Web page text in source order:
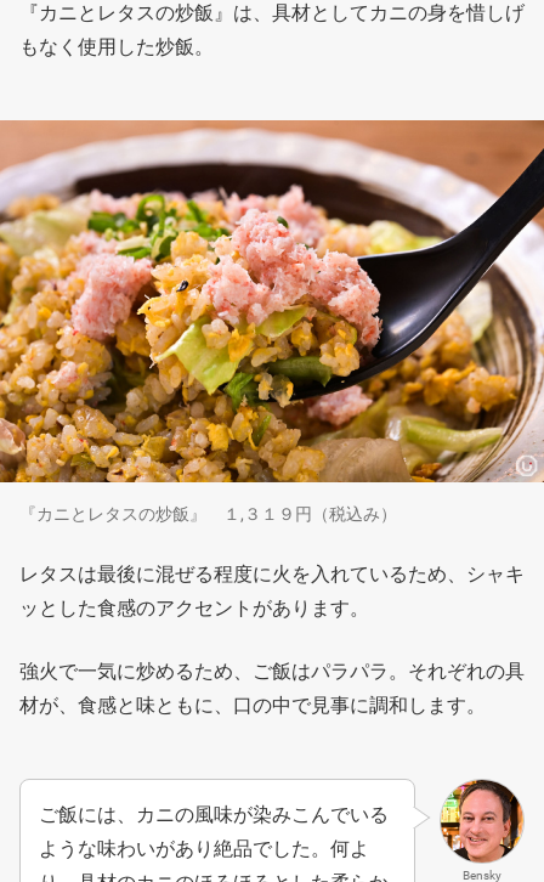
『カニとレタスの炒飯』は、具材としてカニの身を惜しげ
もなく使用した炒飯。
『カニとレタスの炒飯』 １,３１９円（税込み）
レタスは最後に混ぜる程度に火を入れているため、シャキ
ッとした食感のアクセントがあります。
強火で一気に炒めるため、ご飯はパラパラ。それぞれの具
材が、食感と味ともに、口の中で見事に調和します。
Bensky
ご飯には、カニの風味が染みこんでいる
ような味わいがあり絶品でした。何よ